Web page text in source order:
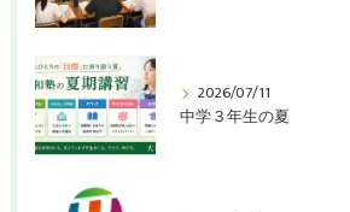
2026/07/11
中学３年生の夏